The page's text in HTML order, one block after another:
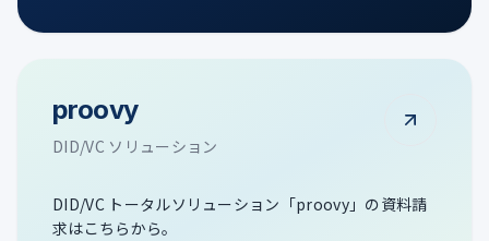
proovy
DID/VC ソリューション
DID/VC トータルソリューション「proovy」の資料請
求はこちらから。